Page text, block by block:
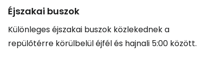
Éjszakai buszok
Különleges éjszakai buszok közlekednek a
repülőtérre körülbelül éjfél és hajnali 5:00 között.